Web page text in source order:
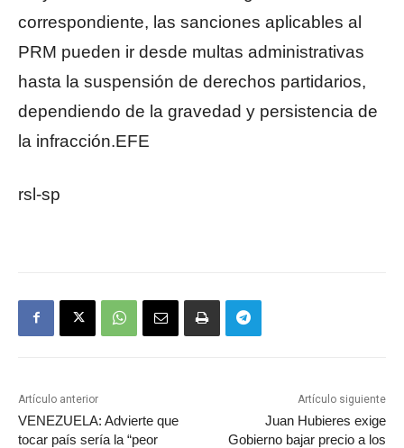
correspondiente, las sanciones aplicables al
PRM pueden ir desde multas administrativas
hasta la suspensión de derechos partidarios,
dependiendo de la gravedad y persistencia de
la infracción.EFE
rsl-sp
Artículo anterior
VENEZUELA: Advierte que
tocar país sería la “peor
Artículo siguiente
Juan Hubieres exige
Gobierno bajar precio a los